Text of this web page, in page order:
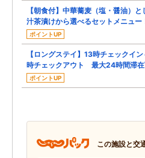
【朝食付】中華蕎麦（塩・醤油）と
汁茶漬けから選べるセットメニュー
ポイントUP
【ロングステイ】13時チェックイ
時チェックアウト 最大24時間滞在
ポイントUP
この施設と交